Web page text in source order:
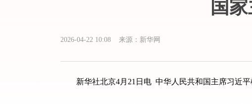
国
2026-04-22 10:08 来源：新华网
新华社北京4月21日电 中华人民共和国主席习近平